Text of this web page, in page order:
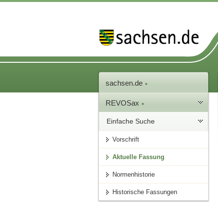
sachsen.de
REVOSax
Einfache Suche
Vorschrift
Aktuelle Fassung
Normenhistorie
Historische Fassungen